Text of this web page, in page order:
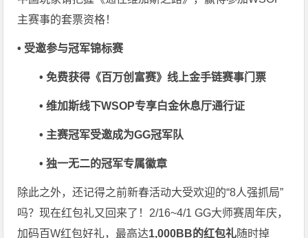
主赛事的套票资格！
• 受邀参与冠军锦标赛
• 免费获得《百万创富赛》线上金手链赛事门票
• 维加斯线下WSOP专享白金休息厅通行证
• 主赛冠军受邀成为GG冠军队
• 独一无二的冠军专属徽章
除此之外，还记得之前新春活动大受欢迎的“8人强抓局”
吗？现在红包礼又回来了！2/16~4/1 GG大师赛周年庆，
加码百W红包好礼，最高达1,000BB的红包礼随时掉